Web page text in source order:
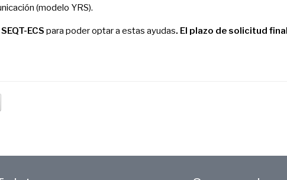
(modelo YRS).
ECS para poder optar a estas ayudas. El plazo de solicitud